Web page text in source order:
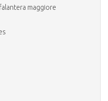
maggiore